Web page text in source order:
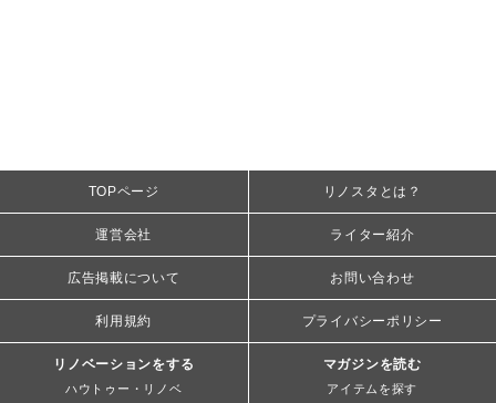
TOPページ リノスタとは？
運営会社 ライター紹介
広告掲載について お問い合わせ
利用規約 プライバシーポリシー
リノベーションをする
ハウトゥー・リノベ
マガジンを読む
アイテムを探す